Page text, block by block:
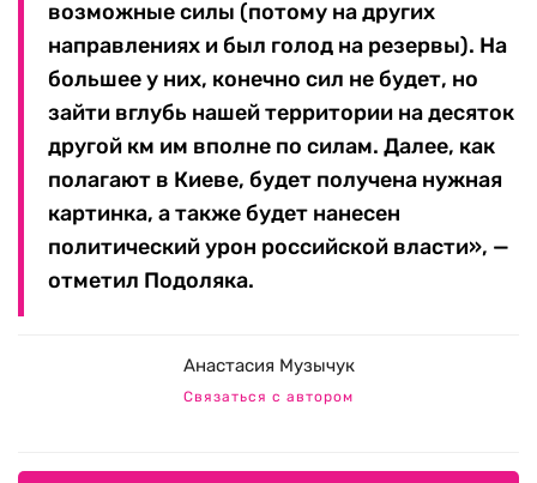
возможные силы (потому на других
направлениях и был голод на резервы). На
большее у них, конечно сил не будет, но
зайти вглубь нашей территории на десяток
другой км им вполне по силам. Далее, как
полагают в Киеве, будет получена нужная
картинка, а также будет нанесен
политический урон российской власти», —
отметил Подоляка.
Анастасия Музычук
Связаться с автором